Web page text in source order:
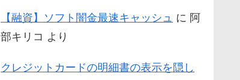
【融資】ソフト闇金最速キャッシュ に 阿
部キリコ より
クレジットカードの明細書の表示を隠し